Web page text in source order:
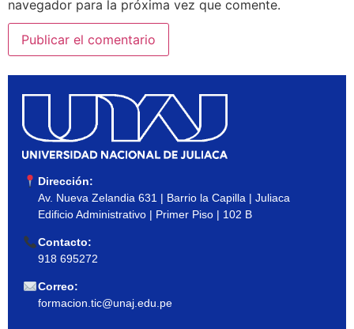
navegador para la próxima vez que comente.
Dirección:
Av. Nueva Zelandia 631 | Barrio la Capilla | Juliaca
Edificio Administrativo | Primer Piso | 102 B
Contacto:
918 695272
Correo:
formacion.tic@unaj.edu.pe